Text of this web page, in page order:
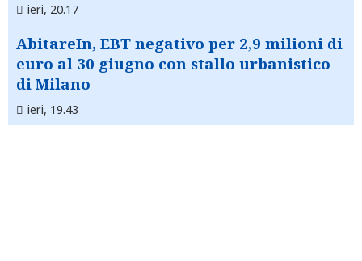
ieri, 20.17
AbitareIn, EBT negativo per 2,9 milioni di
euro al 30 giugno con stallo urbanistico
di Milano
ieri, 19.43